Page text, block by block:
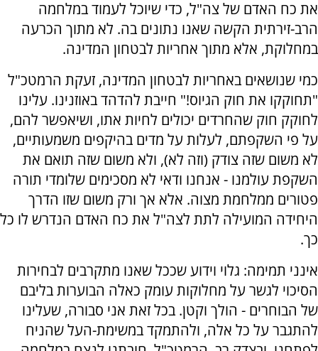
את כח האדם של צה"ל, כדי שיוכל לעמוד במלחמה
הרב-זירתית הקשה שאנו נתונים בה. לא מתוך הכרעה
במחלוקת, אלא מתוך אחריות לבטחון המדינה.
כמי שנושאים באחריות לבטחון המדינה, זעקת הרמטכ"ל
"תחוקקו את חוק הגיוס!" חייבת להדהד באוזנינו. עלינו
לחוקק חוק שהחרדים יכולים לחיות אתו, ושיאפשר להם,
על פי השקפתם, לעלות על מדים בהיקפים משמעותיים,
לא משום שזה צודק (וזה לא), ולא משום שזה תואם את
השקפת עולמנו - אנחנו ודאי לא מסכימים שלומדי תורה
פטורים ממלחמת מצוה. אלא אך ורק משום שזו הדרך
היחידה המועילה לתת לצה"ל את כח האדם הנדרש לו כל
כך.
אינני תמימה: גלוי וידוע שככל שאנו מתקרבים לבחירות
הסיכוי לגשר על מחלוקות עומק כאלה הבוערות בליבם
של הבוחרים - הולך וקטן. בכל זאת אני סבורה, שעלינו
להתגבר על כל אלה, ולהתמקד במשימת-העל שהניח